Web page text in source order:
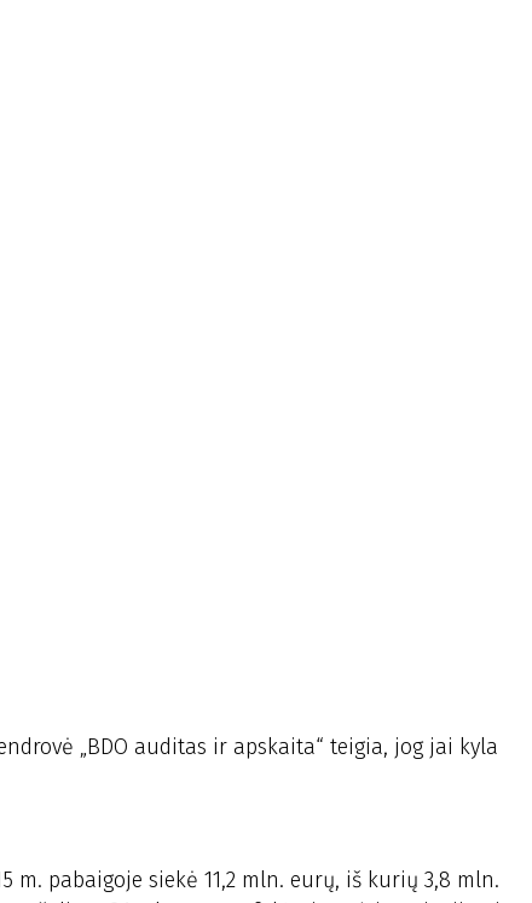
„BDO auditas ir apskaita“ teigia, jog jai kyla
m. pabaigoje siekė 11,2 mln. eurų, iš kurių 3,8 mln.